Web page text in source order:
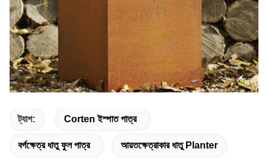
ট্যাগ: Corten ইস্পাত পাত্র
বর্গক্ষেত্র ধাতু ফুল পাত্র আয়তক্ষেত্রাকার ধাতু Planter